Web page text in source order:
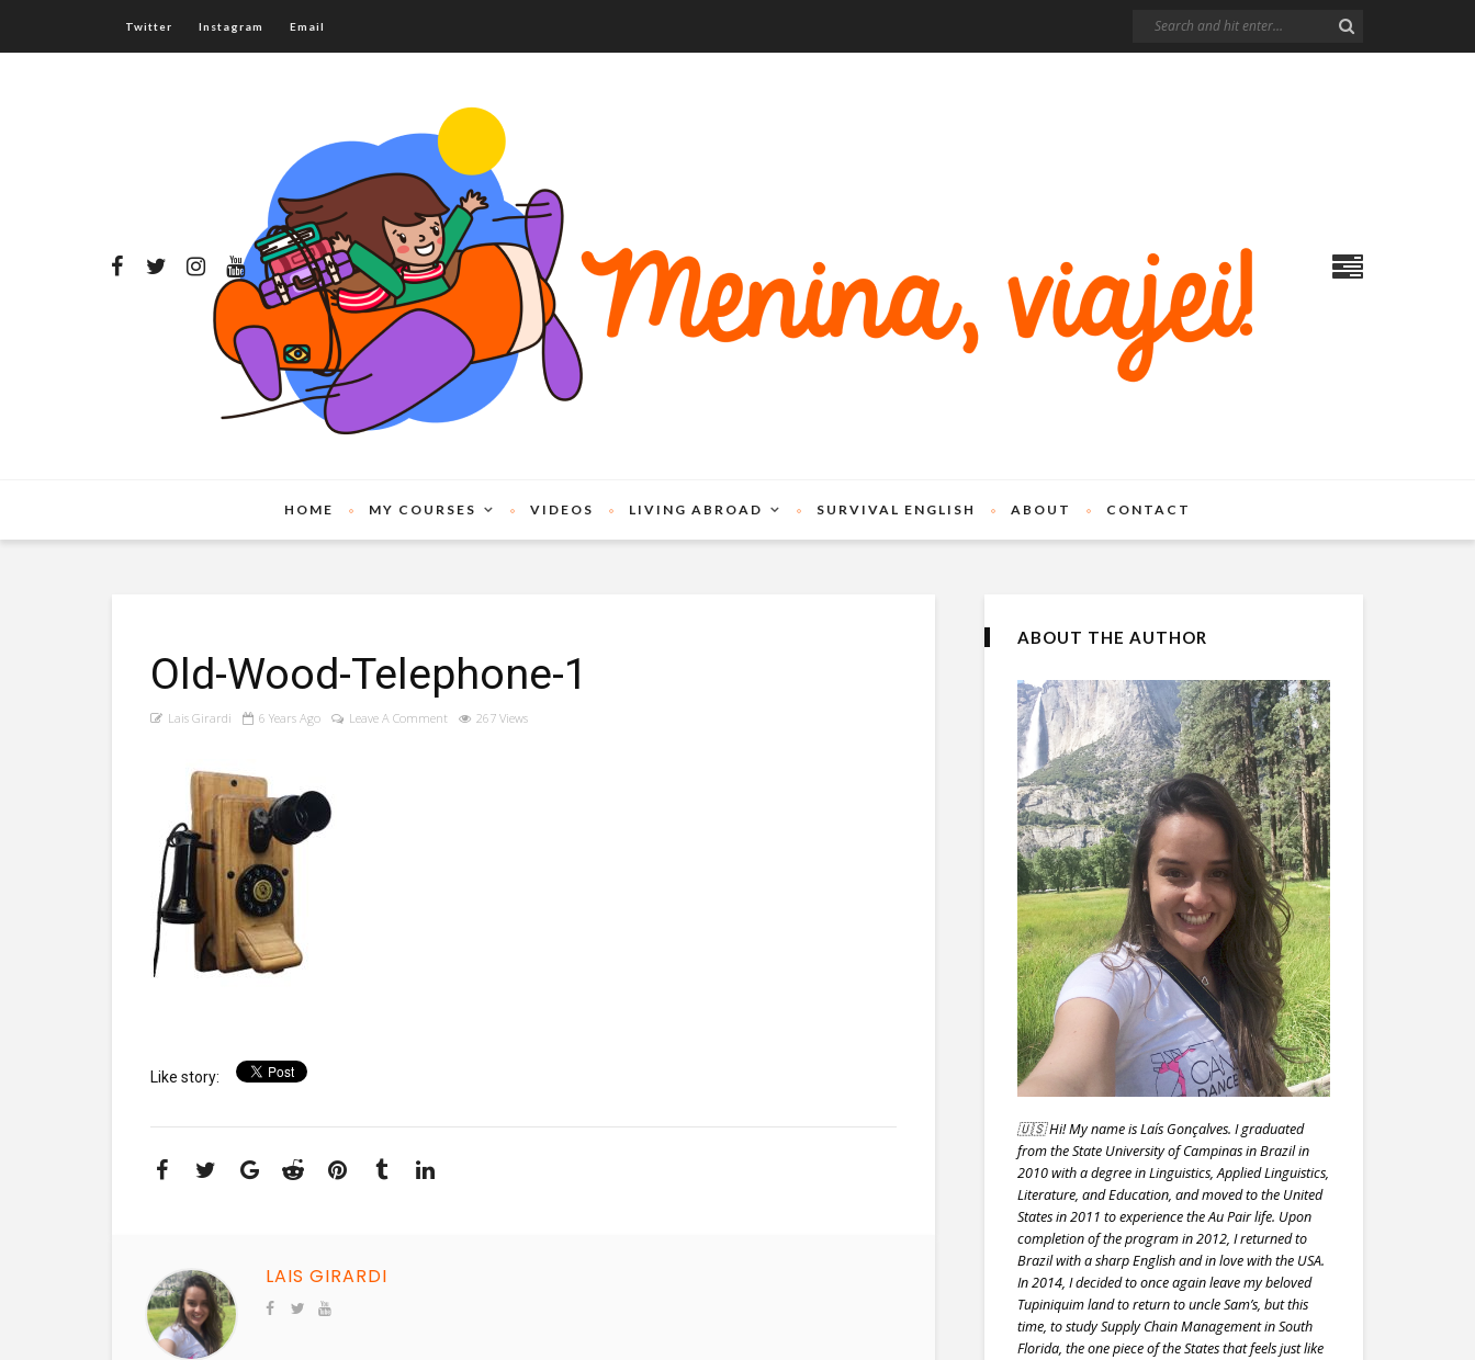
Twitter Instagram Email
HOME MY COURSES VIDEOS LIVING ABROAD SURVIVAL ENGLISH ABOUT CONTACT
Old-Wood-Telephone-1
Lais Girardi 6 Years Ago Leave A Comment 267 Views
Like story:
LAIS GIRARDI
ABOUT THE AUTHOR
🇺🇸 Hi! My name is Laís Gonçalves. I graduated
from the State University of Campinas in Brazil in
2010 with a degree in Linguistics, Applied Linguistics,
Literature, and Education, and moved to the United
States in 2011 to experience the Au Pair life. Upon
completion of the program in 2012, I returned to
Brazil with a sharp English and in love with the USA.
In 2014, I decided to once again leave my beloved
Tupiniquim land to return to uncle Sam’s, but this
time, to study Supply Chain Management in South
Florida, the one piece of the States that feels just like